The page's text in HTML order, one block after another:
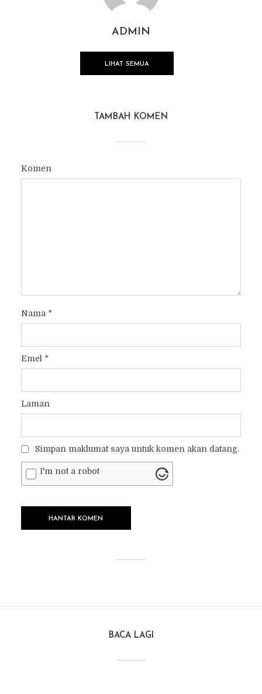
ADMIN
LIHAT SEMUA
TAMBAH KOMEN
Komen
Nama *
Emel *
Laman
Simpan maklumat saya untuk komen akan datang.
I'm not a robot
BACA LAGI